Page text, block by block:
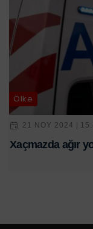
Ölkə
21 NOY 2024 |
Xaçmazda ağır